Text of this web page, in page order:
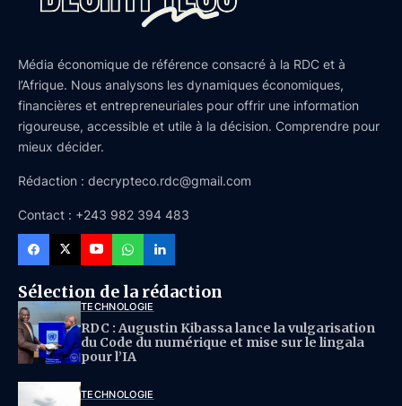
Média économique de référence consacré à la RDC et à
l’Afrique. Nous analysons les dynamiques économiques,
financières et entrepreneuriales pour offrir une information
rigoureuse, accessible et utile à la décision. Comprendre pour
mieux décider.
Rédaction : decrypteco.rdc@gmail.com
Contact : +243 982 394 483
Sélection de la rédaction
TECHNOLOGIE
RDC : Augustin Kibassa lance la vulgarisation
du Code du numérique et mise sur le lingala
pour l’IA
TECHNOLOGIE